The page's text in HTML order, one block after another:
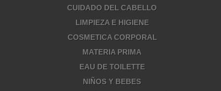
CUIDADO DEL CABELLO
LIMPIEZA E HIGIENE
COSMETICA CORPORAL
MATERIA PRIMA
EAU DE TOILETTE
NIÑOS Y BEBES